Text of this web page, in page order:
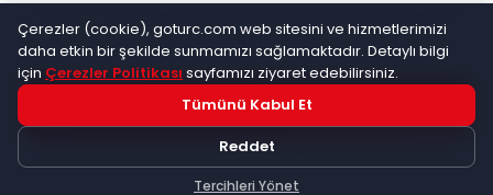
Sosyal Medya
Mobil Uygulamalarımız
Goturc mobil uygulamasıyla daha hızlı ve kolay alışveriş
yapın
Hemen Dene!
Uygulama yüklüyse açılacak, değilseGoogle Play'e
yönlendirileceksiniz
Çerezler (cookie), goturc.com web sitesini ve hizmetlerimizi
daha etkin bir şekilde sunmamızı sağlamaktadır. Detaylı bilgi
için Çerezler Politikası sayfamızı ziyaret edebilirsiniz.
Tümünü Kabul Et
Reddet
Tercihleri Yönet